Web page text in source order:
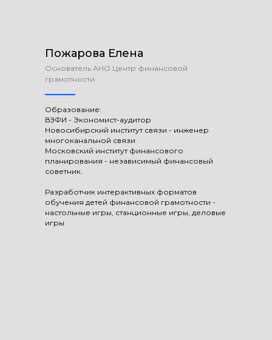
Пожарова Елена
Основатель АНО Центр финансовой
грамотности
Образование:
ВЗФИ - Экономист-аудитор
Новосибирский институт связи - инженер
многоканальной связи
Московский институт финансового
планирования - независимый финансовый
советник.
Разработчик интерактивных форматов
обучения детей финансовой грамотности -
настольные игры, станционные игры, деловые
игры